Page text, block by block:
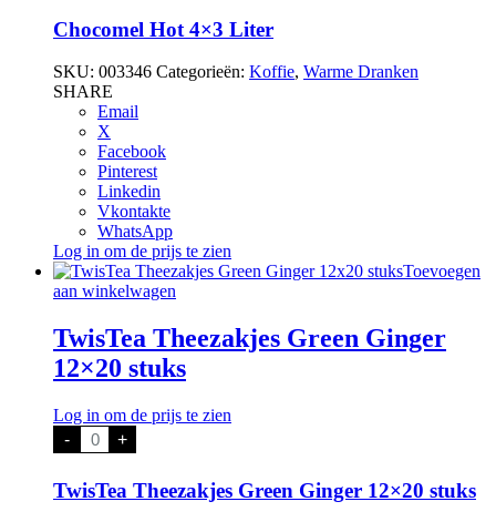
Liter
aantal
Chocomel Hot 4×3 Liter
SKU: 003346 Categorieën: Koffie, Warme Dranken
SHARE
Email
X
Facebook
Pinterest
Linkedin
Vkontakte
WhatsApp
Log in om de prijs te zien
Toevoegen
aan winkelwagen
TwisTea Theezakjes Green Ginger
12×20 stuks
Log in om de prijs te zien
- TwisTea
Theezakjes
Ginger
12x20
+
TwisTea Theezakjes Green Ginger 12×20 stuks